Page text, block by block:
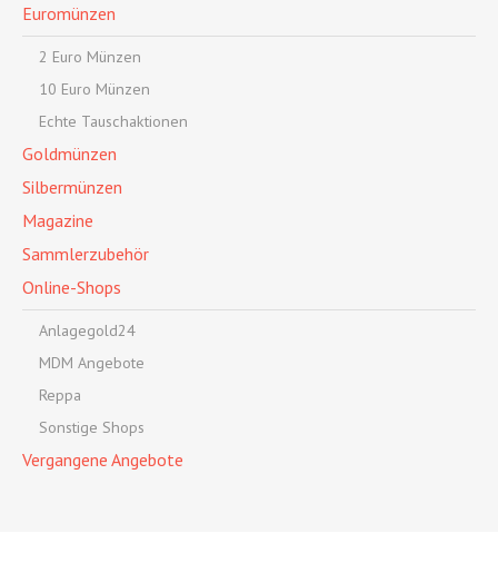
Euromünzen
2 Euro Münzen
10 Euro Münzen
Echte Tauschaktionen
Goldmünzen
Silbermünzen
Magazine
Sammlerzubehör
Online-Shops
Anlagegold24
MDM Angebote
Reppa
Sonstige Shops
Vergangene Angebote